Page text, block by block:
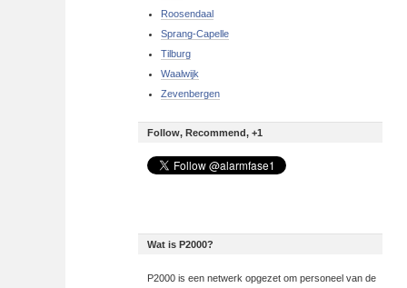
Roosendaal
Sprang-Capelle
Tilburg
Waalwijk
Zevenbergen
Follow, Recommend, +1
Wat is P2000?
P2000 is een netwerk opgezet om personeel van de